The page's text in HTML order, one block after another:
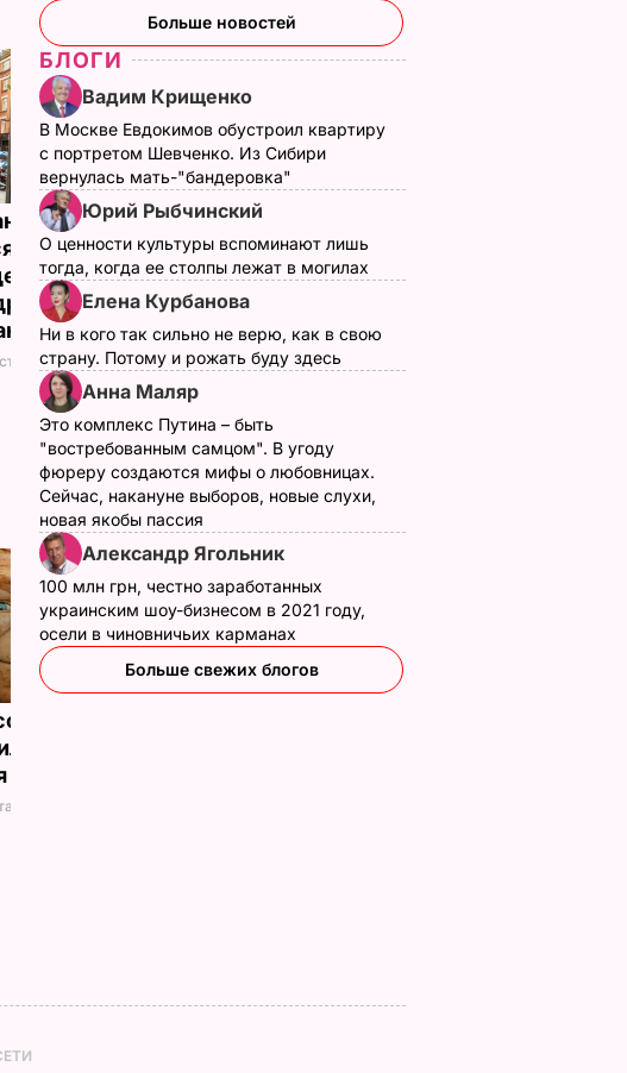
Агаты Кристи
негритят"
во Франции
17.55НОВОСТИ
жестоко
любимого
Путина
23.32
Больше новостей
БЛОГИ
Вадим Крищенко
В Москве Евдокимов обустроил квартиру
с портретом Шевченко. Из Сибири
вернулась мать-"бандеровка"
Юрий Рыбчинский
О ценности культуры вспоминают лишь
тогда, когда ее столпы лежат в могилах
Елена Курбанова
Ни в кого так сильно не верю, как в свою
страну. Потому и рожать буду здесь
Анна Маляр
Это комплекс Путина – быть
"востребованным самцом". В угоду
фюреру создаются мифы о любовницах.
Сейчас, накануне выборов, новые слухи,
новая якобы пассия
Александр Ягольник
100 млн грн, честно заработанных
украинским шоу-бизнесом в 2021 году,
осели в чиновничьих карманах
Больше свежих блогов